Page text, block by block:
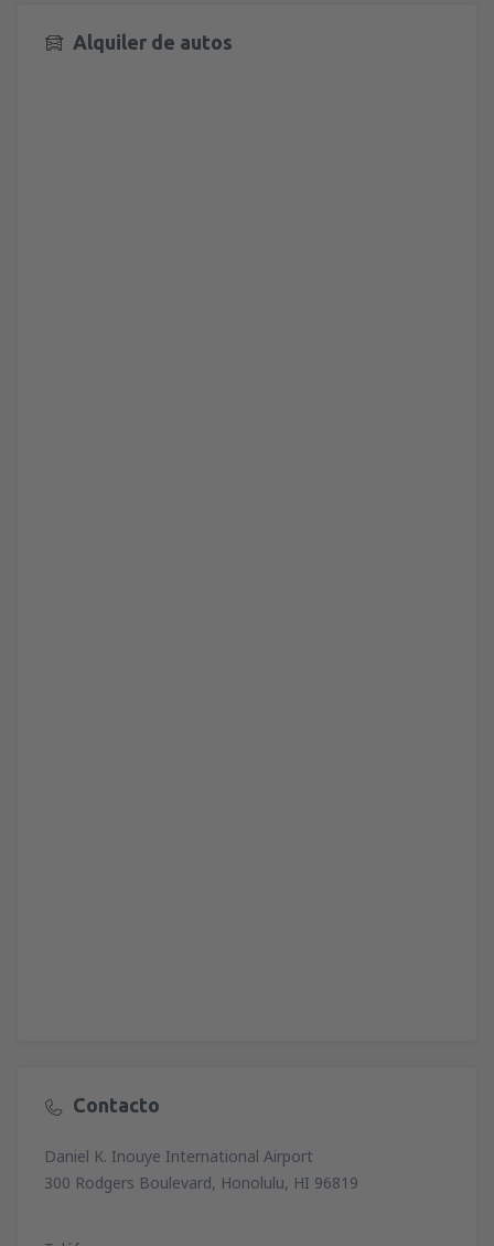
Alquiler de autos
Contacto
Daniel K. Inouye International Airport
300 Rodgers Boulevard, Honolulu, HI 96819